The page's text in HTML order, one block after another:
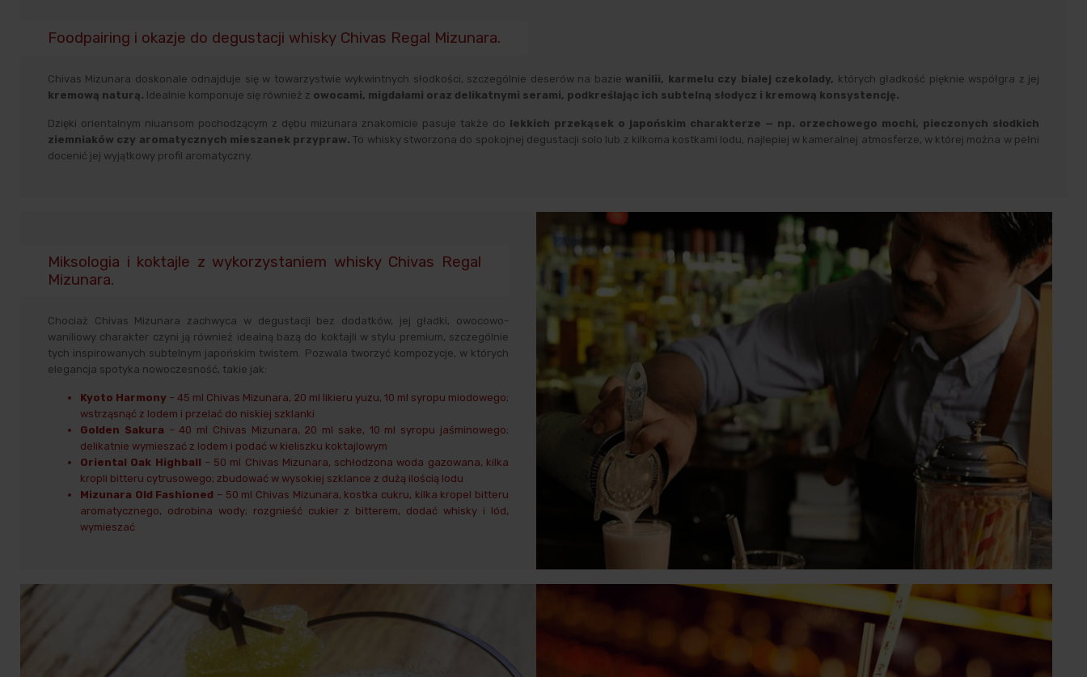
Foodpairing i okazje do degustacji whisky Chivas Regal Mizunara.
Chivas Mizunara doskonale odnajduje się w towarzystwie wykwintnych słodkości, szczególnie deserów na bazie wanilii, karmelu czy białej czekolady, których gładkość pięknie współgra z jej
kremową naturą. Idealnie komponuje się również z owocami, migdałami oraz delikatnymi serami, podkreślając ich subtelną słodycz i kremową konsystencję.
Dzięki orientalnym niuansom pochodzącym z dębu mizunara znakomicie pasuje także do lekkich przekąsek o japońskim charakterze — np. orzechowego mochi, pieczonych słodkich
ziemniaków czy aromatycznych mieszanek przypraw. To whisky stworzona do spokojnej degustacji solo lub z kilkoma kostkami lodu, najlepiej w kameralnej atmosferze, w której można w pełni
docenić jej wyjątkowy profil aromatyczny.
Miksologia i koktajle z wykorzystaniem whisky Chivas Regal
Mizunara.
Chociaż Chivas Mizunara zachwyca w degustacji bez dodatków, jej gładki, owocowo-
waniliowy charakter czyni ją również idealną bazą do koktajli w stylu premium, szczególnie
tych inspirowanych subtelnym japońskim twistem. Pozwala tworzyć kompozycje, w których
elegancja spotyka nowoczesność, takie jak:
Kyoto Harmony – 45 ml Chivas Mizunara, 20 ml likieru yuzu, 10 ml syropu miodowego;
wstrząsnąć z lodem i przelać do niskiej szklanki
Golden Sakura – 40 ml Chivas Mizunara, 20 ml sake, 10 ml syropu jaśminowego;
delikatnie wymieszać z lodem i podać w kieliszku koktajlowym
Oriental Oak Highball – 50 ml Chivas Mizunara, schłodzona woda gazowana, kilka
kropli bitteru cytrusowego; zbudować w wysokiej szklance z dużą ilością lodu
Mizunara Old Fashioned – 50 ml Chivas Mizunara, kostka cukru, kilka kropel bitteru
aromatycznego, odrobina wody; rozgnieść cukier z bitterem, dodać whisky i lód,
wymieszać